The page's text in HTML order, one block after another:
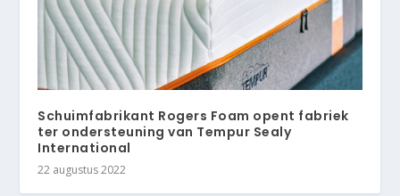
Schuimfabrikant Rogers Foam opent fabriek
ter ondersteuning van Tempur Sealy
International
22 augustus 2022